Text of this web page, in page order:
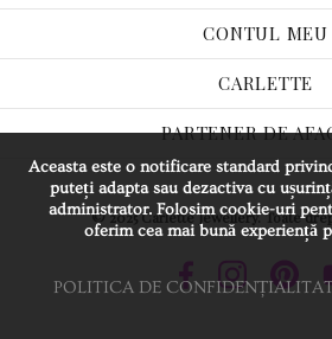
CONTUL MEU
CARLETTE
PARTENER DE
© 2025 Carlette Jewellery. Toate
Aceasta este o notificare standard
puteți adapta sau dezactiva cu
administrator. Folosim cookie-uri
oferim cea mai bună experiență
POLITICA DE